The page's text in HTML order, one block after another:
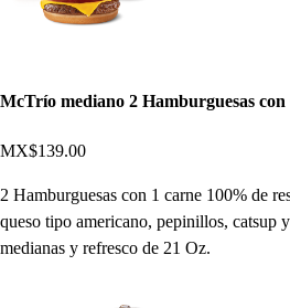
McTrío mediano 2 Hamburguesas con
MX$139.00
2 Hamburguesas con 1 carne 100% de
queso tipo americano, pepinillos, catsup
medianas y refresco de 21 Oz.